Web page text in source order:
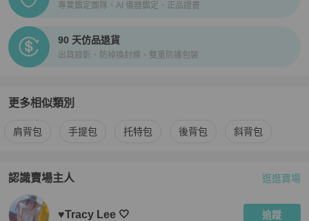
專業鑑定團隊、AI 儀器鑑定、正品證書
90 天仿品退貨
出貨錄影、防掉換封條、雙重防護包裝
更多相似類別
更多Chanel 女包相似商品推薦
肩背包 手提包 托特包 後背包 斜背包
認識賣場主人
PopChill 拍拍圈嚴選賣家
逛逛賣場
♥️Tracy Lee 🤍 追蹤